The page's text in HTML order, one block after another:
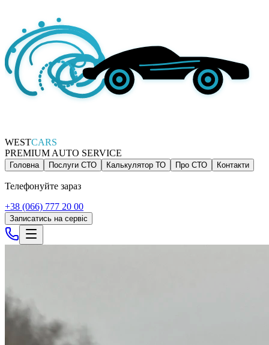
WESTCARS
PREMIUM AUTO SERVICE
Головна Послуги СТО Калькулятор ТО Про СТО Контакти
Телефонуйте зараз
+38 (066) 777 20 00
Записатись на сервіс